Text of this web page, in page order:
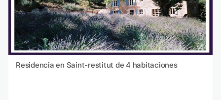
Residencia en Saint-restitut de 4 habitaciones